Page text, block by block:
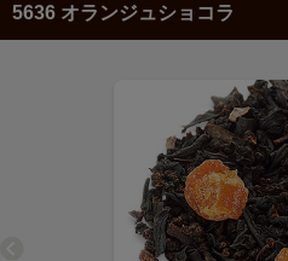
5636 オランジュショコラ